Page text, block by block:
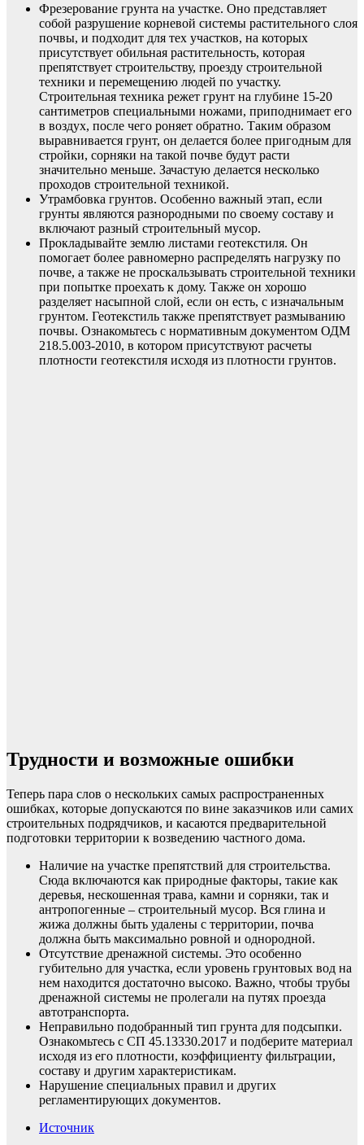
Фрезерование грунта на участке. Оно представляет
собой разрушение корневой системы растительного слоя
почвы, и подходит для тех участков, на которых
присутствует обильная растительность, которая
препятствует строительству, проезду строительной
техники и перемещению людей по участку.
Строительная техника режет грунт на глубине 15-20
сантиметров специальными ножами, приподнимает его
в воздух, после чего роняет обратно. Таким образом
выравнивается грунт, он делается более пригодным для
стройки, сорняки на такой почве будут расти
значительно меньше. Зачастую делается несколько
проходов строительной техникой.
Утрамбовка грунтов. Особенно важный этап, если
грунты являются разнородными по своему составу и
включают разный строительный мусор.
Прокладывайте землю листами геотекстиля. Он
помогает более равномерно распределять нагрузку по
почве, а также не проскальзывать строительной техники
при попытке проехать к дому. Также он хорошо
разделяет насыпной слой, если он есть, с изначальным
грунтом. Геотекстиль также препятствует размыванию
почвы. Ознакомьтесь с нормативным документом ОДМ
218.5.003-2010, в котором присутствуют расчеты
плотности геотекстиля исходя из плотности грунтов.
Трудности и возможные ошибки
Теперь пара слов о нескольких самых распространенных
ошибках, которые допускаются по вине заказчиков или самих
строительных подрядчиков, и касаются предварительной
подготовки территории к возведению частного дома.
Наличие на участке препятствий для строительства.
Сюда включаются как природные факторы, такие как
деревья, нескошенная трава, камни и сорняки, так и
антропогенные – строительный мусор. Вся глина и
жижа должны быть удалены с территории, почва
должна быть максимально ровной и однородной.
Отсутствие дренажной системы. Это особенно
губительно для участка, если уровень грунтовых вод на
нем находится достаточно высоко. Важно, чтобы трубы
дренажной системы не пролегали на путях проезда
автотранспорта.
Неправильно подобранный тип грунта для подсыпки.
Ознакомьтесь с СП 45.13330.2017 и подберите материал
исходя из его плотности, коэффициенту фильтрации,
составу и другим характеристикам.
Нарушение специальных правил и других
регламентирующих документов.
Источник